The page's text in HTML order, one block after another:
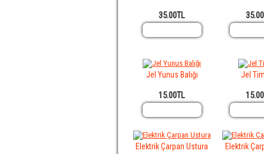
35.00TL
Jel Yunus Balığı
15.00TL
Jel
Elektrik Çarpan Ustura Elektrik